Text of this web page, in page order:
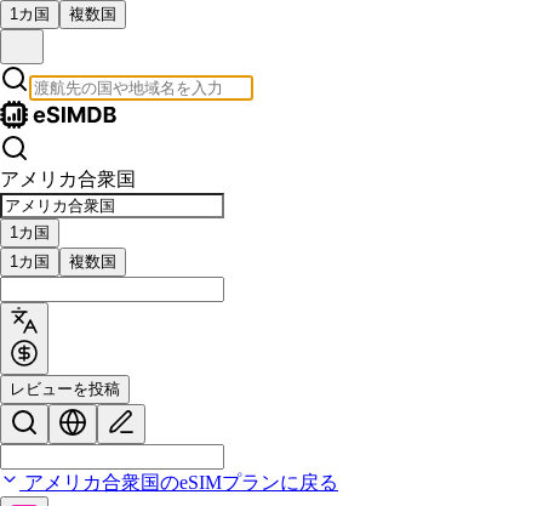
1カ国 複数国
アメリカ合衆国
1カ国
1カ国
複数国
レビューを投稿
アメリカ合衆国のeSIMプランに戻る